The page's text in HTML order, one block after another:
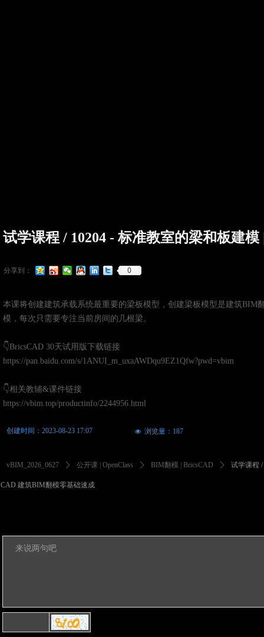
试学课程 / 10204 - 标准教室的梁和板建
vBIM_2026_0627 ꄲ 公开课 | OpenClass ꄲ BIM翻模 | BricsCAD ꄲ 试学课程 /
CAD 建筑BIM翻模零基础速成
本课将创建建筑承载系统最重要的梁板模型，创建梁板模型是建筑
模，每次只需要专注当前房间的几根梁。
👇BricsCAD 30天试用版下载链接
https://pan.baidu.com/s/1ANUI_m_uxaAWDqu9EZ1Qfw?pwd=vbim
👇相关教辅&课件链接
https://vbim.top/productinfo/2244956.html
创建时间： 2023-08-23 17:07 넶 浏览量： 187
分享到： 0